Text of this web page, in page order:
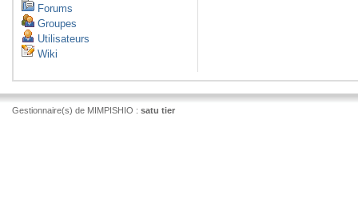
Forums
Groupes
Utilisateurs
Wiki
Gestionnaire(s) de MIMPISHIO : satu tier